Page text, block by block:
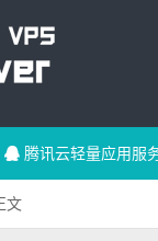
腾讯云轻量应用服
文